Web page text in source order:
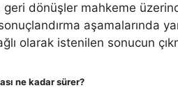
dönüşler mahkeme
aşamalarında
olarak istenilen sonucun
ne kadar sürer?